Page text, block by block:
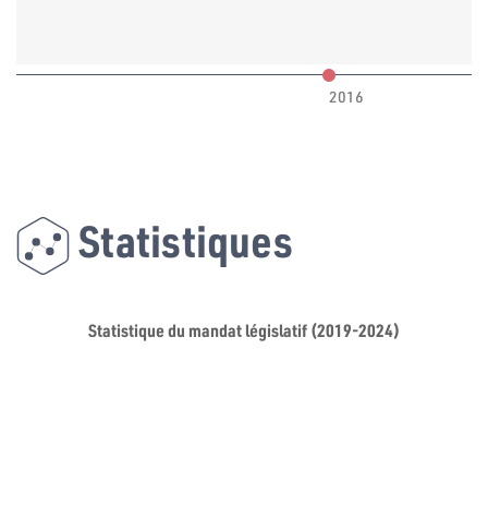
2016
Statistiques
Statistique du mandat législatif (2019-2024)